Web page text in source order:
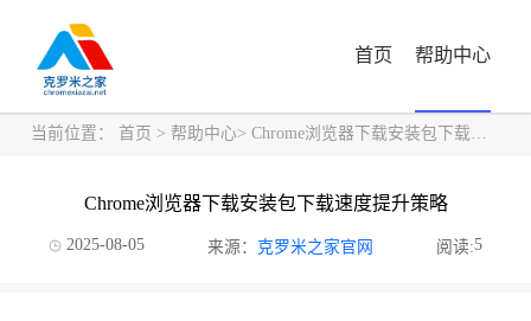
首页 帮助中心
当前位置： 首页 > 帮助中心> Chrome浏览器下载安装包下载速度提升策略
Chrome浏览器下载安装包下载速度提升策略
2025-08-05 来源： 克罗米之家官网 阅读:5